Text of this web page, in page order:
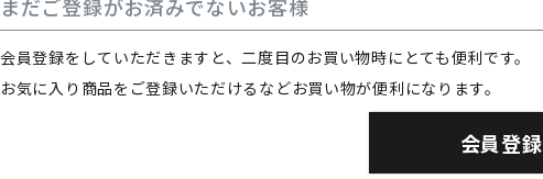
まだご登録がお済みでないお客様
会員登録をしていただきますと、二度目のお買い物時にとても便利です。
お気に入り商品をご登録いただけるなどお買い物が便利になります。
会員登録